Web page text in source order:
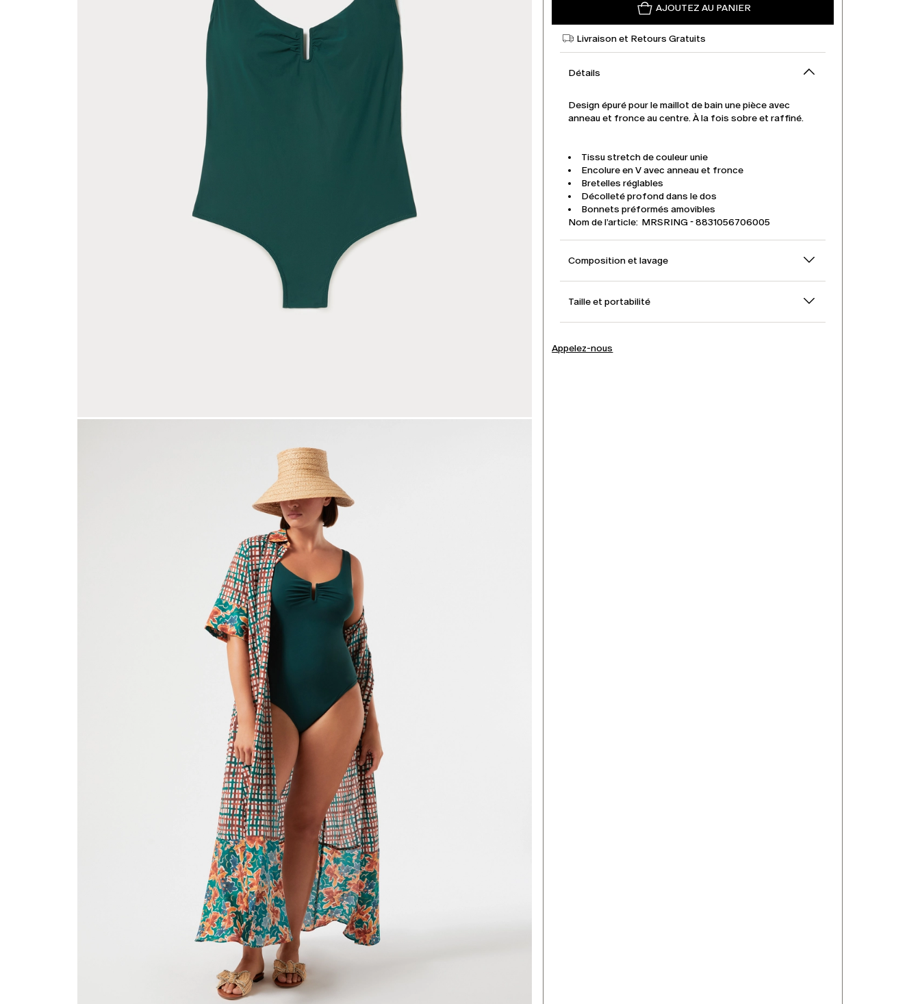
AJOUTEZ AU PANIER
Livraison et Retours Gratuits
Détails
Design épuré pour le maillot de bain une pièce avec
anneau et fronce au centre. À la fois sobre et raffiné.
Tissu stretch de couleur unie
Encolure en V avec anneau et fronce
Bretelles réglables
Décolleté profond dans le dos
Bonnets préformés amovibles
Nom de l’article: MRSRING - 8831056706005
Composition et lavage
Taille et portabilité
Appelez-nous